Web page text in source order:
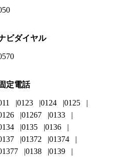
ビダイヤル
固定電話
0123 0124
0125
01267
0133
0135
0136
01372
01374
0138
0139